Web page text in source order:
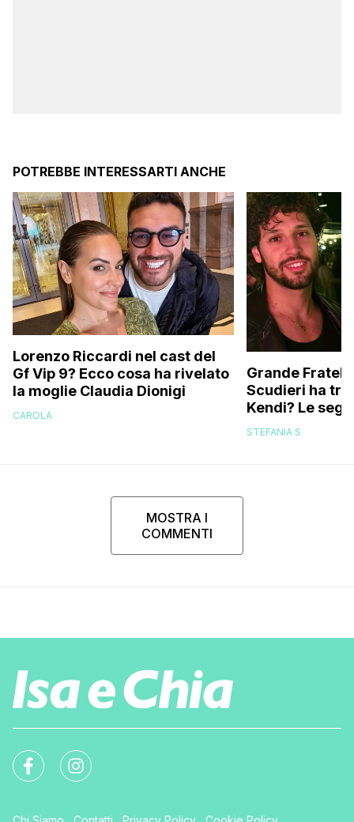
POTREBBE INTERESSARTI ANCHE
Lorenzo Riccardi nel cast del
Gf Vip 9? Ecco cosa ha rivelato
la moglie Claudia Dionigi
CAROLA
Grande
Scudieri ha
Kendi? Le
replica dell’ex
STEFANIA S
MOSTRA I
COMMENTI